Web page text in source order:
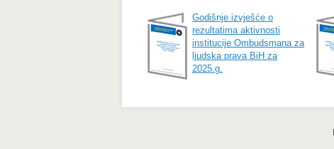
Godišnje izvješće o
rezultatima aktivnosti
institucije Ombudsmana za
ljudska prava BiH za
2025.g.